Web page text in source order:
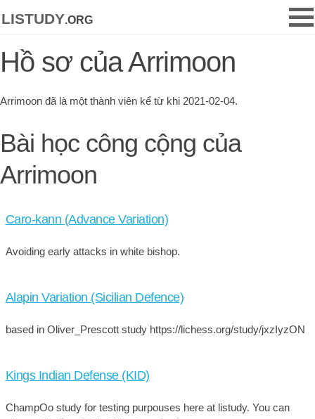
listudy.org
Hồ sơ của Arrimoon
Arrimoon đã là một thành viên kể từ khi 2021-02-04.
Bài học công cộng của
Arrimoon
Caro-kann (Advance Variation)
Avoiding early attacks in white bishop.
Alapin Variation (Sicilian Defence)
based in Oliver_Prescott study https://lichess.org/study/jxzIyzON
Kings Indian Defense (KID)
ChampOo study for testing purpouses here at listudy. You can